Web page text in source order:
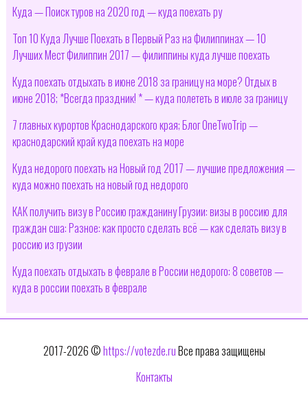
Куда — Поиск туров на 2020 год — куда поехать ру
Топ 10 Куда Лучше Поехать в Первый Раз на Филиппинах — 10
Лучших Мест Филиппин 2017 — филиппины куда лучше поехать
Куда поехать отдыхать в июне 2018 за границу на море? Отдых в
июне 2018; *Всегда праздник! * — куда полететь в июле за границу
7 главных курортов Краснодарского края; Блог OneTwoTrip —
краснодарский край куда поехать на море
Куда недорого поехать на Новый год 2017 — лучшие предложения —
куда можно поехать на новый год недорого
КАК получить визу в Россию гражданину Грузии: визы в россию для
граждан сша: Разное: как просто сделать всё — как сделать визу в
россию из грузии
Куда поехать отдыхать в феврале в России недорого: 8 советов —
куда в россии поехать в феврале
2017-2026 ©https://votezde.ruВсе права защищены
Контакты